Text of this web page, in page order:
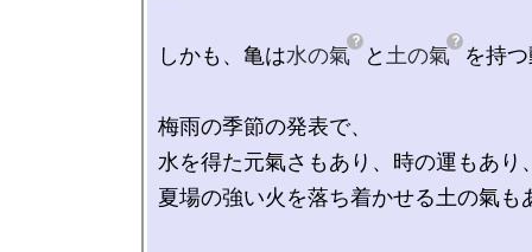
しかも、亀は水の氣 と 土の氣 を持
梅雨の季節の発表で、
水を得た元氣さもあり、時の運もあり
夏場の強い火を落ち着かせる土の氣も